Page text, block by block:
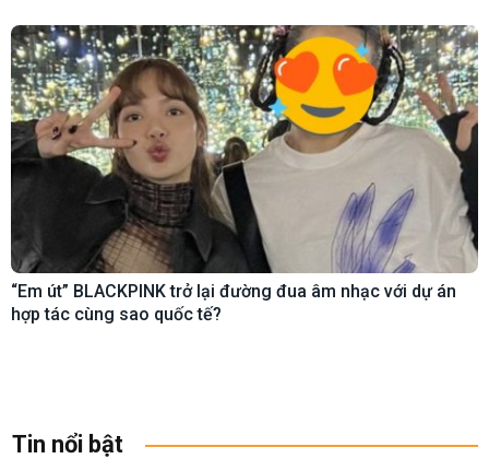
“Em út” BLACKPINK trở lại đường đua âm nhạc với dự án
hợp tác cùng sao quốc tế?
Tin nổi bật